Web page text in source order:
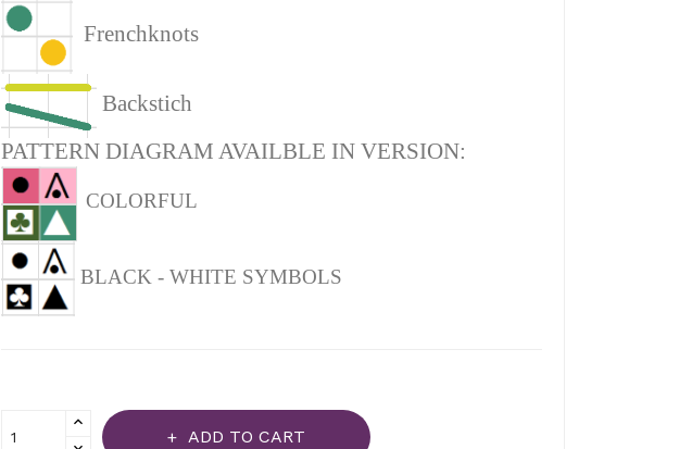
Frenchknots
Backstich
PATTERN DIAGRAM AVAILBLE IN VERSION:
COLORFUL
BLACK - WHITE SYMBOLS
ADD TO CART